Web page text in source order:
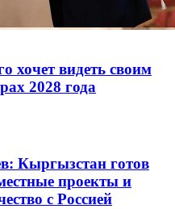
хочет видеть своим
2028 года
Кыргызстан готов
проекты и
с Россией